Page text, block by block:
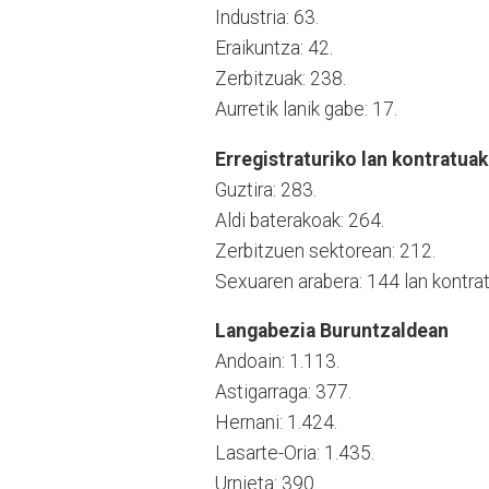
Industria: 63.
Eraikuntza: 42.
Zerbitzuak: 238.
Aurretik lanik gabe: 17.
Erregistraturiko lan kontratuak
Guztira: 283.
Aldi baterakoak: 264.
Zerbitzuen sektorean: 212.
Sexuaren arabera: 144 lan
Langabezia Buruntzaldean
Andoain: 1.113.
Astigarraga: 377.
Hernani: 1.424.
Lasarte-Oria: 1.435.
Urnieta: 390.